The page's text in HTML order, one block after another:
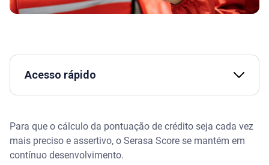
Acesso rápido
Assista | Serasa Score 3.0: é seguro fazer a
Conexão Bancária?
Para que o cálculo da pontuação de crédito seja cada vez
mais preciso e assertivo, o Serasa Score se mantém em
contínuo desenvolvimento.